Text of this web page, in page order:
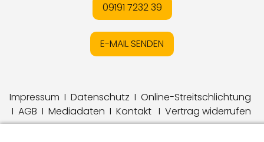
09191 7232 39
E-MAIL SENDEN
Impressum I Datenschutz I Online-Streitschlichtung
I AGB I Mediadaten I Kontakt I Vertrag widerrufen